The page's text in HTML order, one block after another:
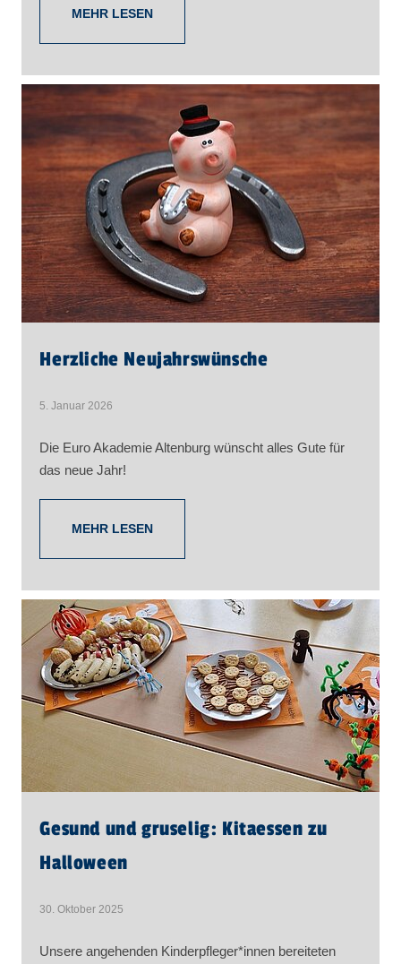
MEHR LESEN
Herzliche Neujahrswünsche
5. Januar 2026
Die Euro Akademie Altenburg wünscht alles Gute für
das neue Jahr!
MEHR LESEN
Gesund und gruselig: Kitaessen zu
Halloween
30. Oktober 2025
Unsere angehenden Kinderpfleger*innen bereiteten